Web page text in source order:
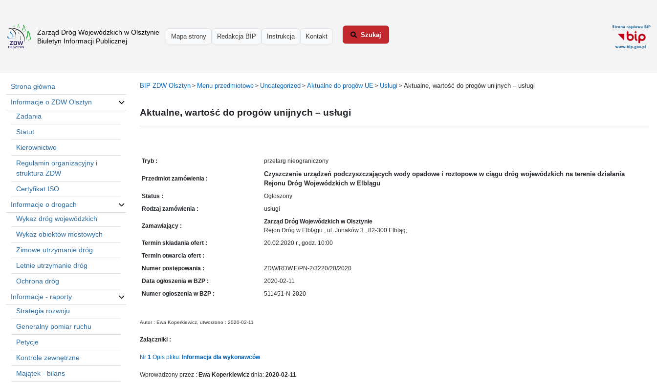
Zarząd Dróg Wojewódzkich w Olsztynie
Biuletyn Informacji Publicznej
Mapa strony Redakcja BIP Instrukcja Kontakt Szukaj
Strona
główna
Olsztyn
Informacje
drogach
Informacje
Przystanki
komunikacji
publicznej
Załatw
sprawę
Praca
w
ZDW
Sprzedaż
mienia
majątkowego
Zamówienia
publiczne
Ochrona
danych
osobowych
Deklaracja
dostępności
Strona główna
Informacje o ZDW Olsztyn
Zadania
Statut
Kierownictwo
Regulamin organizacyjny i
struktura ZDW
Certyfikat ISO
Informacje o drogach
Wykaz dróg wojewódzkich
Wykaz obiektów mostowych
Zimowe utrzymanie dróg
Letnie utrzymanie dróg
Ochrona dróg
Informacje - raporty
Strategia rozwoju
Generalny pomiar ruchu
Petycje
Kontrole zewnętrzne
Majątek - bilans
BIP ZDW Olsztyn > Menu przedmiotowe > Uncategorized > Aktualne do progów UE > Usługi > Aktualne, wartość do progów unijnych – usługi
Aktualne, wartość do progów unijnych – usługi
Tryb : przetarg nieograniczony
Przedmiot zamówienia :
Czyszczenie urządzeń podczyszczających wody opadowe i roztopowe w ciągu dróg wojewódzkich na terenie działania
Rejonu Dróg Wojewódzkich w Elblągu
Status :
Ogłoszony
Rodzaj zamówienia :
usługi
Zamawiający :
Zarząd Dróg Wojewódzkich w Olsztynie
Rejon Dróg w Elblągu , ul. Junaków 3 , 82-300 Elbląg,
Termin składania ofert :
20.02.2020 r., godz. 10:00
Termin otwarcia ofert :
Numer postępowania :
ZDW/RDW.E/PN-2/3220/20/2020
Data ogłoszenia w BZP :
2020-02-11
Numer ogłoszenia w BZP :
511451-N-2020
Autor : Ewa Koperkiewicz, utworzono : 2020-02-11
Załączniki :
Nr 1 Opis pliku: Informacja dla wykonawców
Wprowadzony przez : Ewa Koperkiewicz dnia: 2020-02-11